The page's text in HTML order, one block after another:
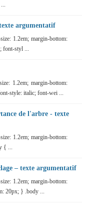
argumentatif
1.2em; margin-bottom:
styl ...
1.2em; margin-bottom:
style: italic; font-wei ...
de l'arbre - texte
1.2em; margin-bottom:
...
– texte argumentatif
1.2em; margin-bottom:
20px; } .body ...